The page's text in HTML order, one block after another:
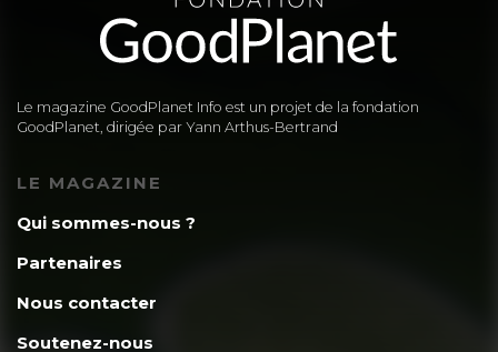
Le magazine GoodPlanet Info est un projet de la fondation
GoodPlanet, dirigée par Yann Arthus-Bertrand
LE MAGAZINE
Qui sommes-nous ?
Partenaires
Nous contacter
Soutenez-nous